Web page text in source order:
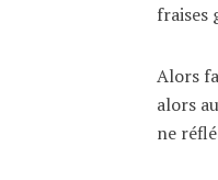
fraises
Alors
alors
ne